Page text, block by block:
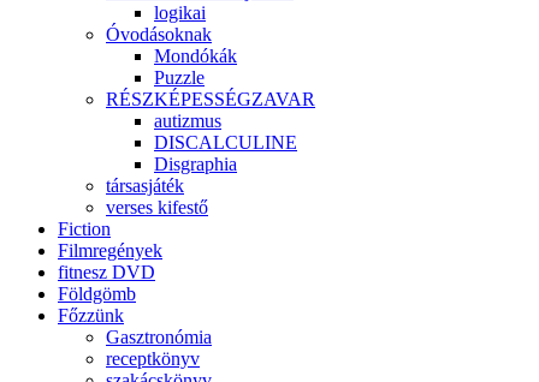
logikai
Óvodásoknak
Mondókák
Puzzle
RÉSZKÉPESSÉGZAVAR
autizmus
DISCALCULINE
Disgraphia
társasjáték
verses kifestő
Fiction
Filmregények
fitnesz DVD
Földgömb
Főzzünk
Gasztronómia
receptkönyv